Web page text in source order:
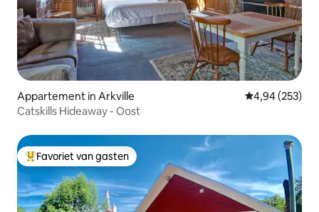
Appartement in Arkville Gemiddelde
4,94 (253)
Catskills Hideaway - Oost
Topfavoriet van gasten
Favoriet van gasten